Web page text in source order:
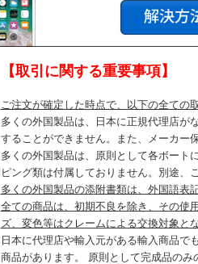
【取引に関する重要事項】
ご注文が確定した時点で、以下の全ての
多くの外国製品は、日本に正規代理店が
することができません。また、メーカー
多くの外国製品は、原則として各ボート
ピング類は付属しておりません。別途、
多くの外国製品の添附書類は、外国語表
全ての商品は、初期不良を除き、その使
ズ、変色等はクレームによる交換対象と
日本に代理店や輸入元がある輸入商品で
商品があります。 原則として完成品のみ